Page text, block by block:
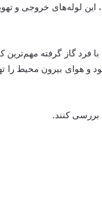
لوله‌های خروجی و
فرد گاز گرفته مهم‌ترین
و هوای بیرون محیط را
بررسی کنند.